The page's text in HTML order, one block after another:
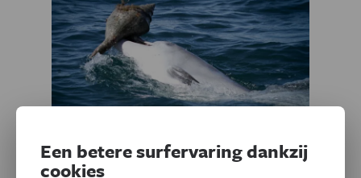
Een betere surfervaring dankzij
cookies